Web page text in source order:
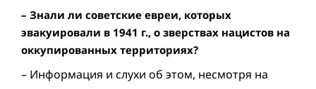
– Знали ли советские евреи, которых
эвакуировали в 1941 г., о зверствах нацистов на
оккупированных территориях?
– Информация и слухи об этом, несмотря на